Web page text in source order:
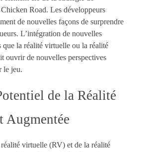
Road. Les développeurs
de nouvelles façons de surprendre
L’intégration de nouvelles
que la réalité virtuelle ou la réalité
ouvrir de nouvelles perspectives
le jeu.
de la Réalité
Augmentée
virtuelle (RV) et de la réalité